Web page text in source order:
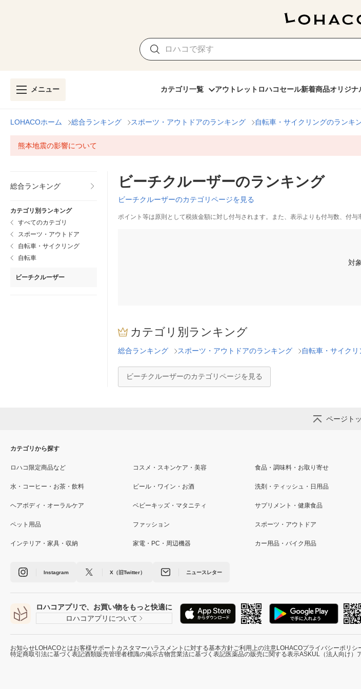
メニュー カテゴリ一覧 アウトレット ロハコセール新着商品オリジナ
LOHACOホーム 総合ランキング スポーツ・アウトドアのランキング 自転車・サイクリングのランキ
熊本地震の影響について
総合ランキング
カテゴリ別ランキング
すべてのカテゴリ
スポーツ・アウトドア
自転車・サイクリング
自転車
ビーチクルーザー
ビーチクルーザーのランキング
ビーチクルーザーのカテゴリページを見る
ポイント等は原則として税抜金額に対し付与されます。また、表示よりも付与数、付
対
カテゴリ別ランキング
総合ランキング スポーツ・アウトドアのランキング 自転車・サイク
ビーチクルーザーのカテゴリページを見る
ページト
カテゴリから探す
ロハコ限定商品など コスメ・スキンケア・美容 食品・調味料・お取り寄せ
水・コーヒー・お茶・飲料 ビール・ワイン・お酒 洗剤・ティッシュ・日用品
ヘアボディ・オーラルケア ベビーキッズ・マタニティ サプリメント・健康食品
ペット用品 ファッション スポーツ・アウトドア
インテリア・家具・収納 家電・PC・周辺機器 カー用品・バイク用品
Instagram X（旧Twitter） ニュースレター
ロハコアプリで、お買い物をもっと快適に
ロハコアプリについて
お知らせLOHACOとはお客様サポート カスタマーハラスメントに対する基本方針ご利用上の注意LOHACOプライバシーポリシ
特定商取引法に基づく表記酒類販売管理者標識の掲示古物営業法に基づく表記医薬品の販売に関する表示ASKUL（法人向け）